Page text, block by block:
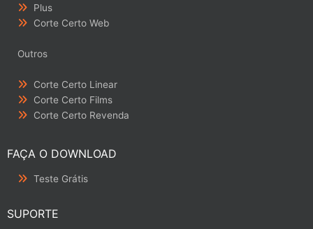
Plus
Corte Certo Web
Outros
Corte Certo Linear
Corte Certo Films
Corte Certo Revenda
FAÇA O DOWNLOAD
Teste Grátis
SUPORTE